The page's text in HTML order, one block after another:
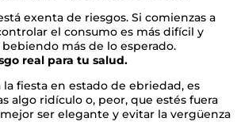
exenta de riesgos. Si comienzas a
el consumo es más difícil y
más de lo esperado.
real para tu salud.
la fiesta en estado de ebriedad, es
algo ridículo o, peor, que estés fuera
ser elegante y evitar la vergüenza